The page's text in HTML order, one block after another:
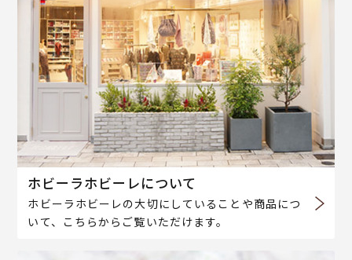
ホビーラホビーレについて
ホビーラホビーレの大切にしていることや商品につ
いて、こちらからご覧いただけます。